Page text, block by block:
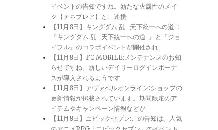
イベントの告知ですね。新たな火属性のメイ
ジ【テネブレア】と、連携
【11月8日】キングダム 乱 -天下統一への道-:
『キングダム 乱 -天下統一への道-』と『ジョ
イフル』のコラボイベントが開催され
【11月8日】FC MOBILE:メンテナンスのお知
らせですね。新しいデイリーログインボーナ
スが導入されるようです
【11月8日】アヴァベルオンライン:ショップの
更新情報が掲載されています。期間限定のア
イテムやキャンペーン情報などが
【11月8日】エピックセブン:この告知は、人気